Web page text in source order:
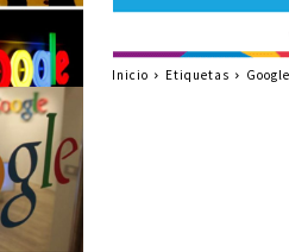
Inicio Etiquetas Google